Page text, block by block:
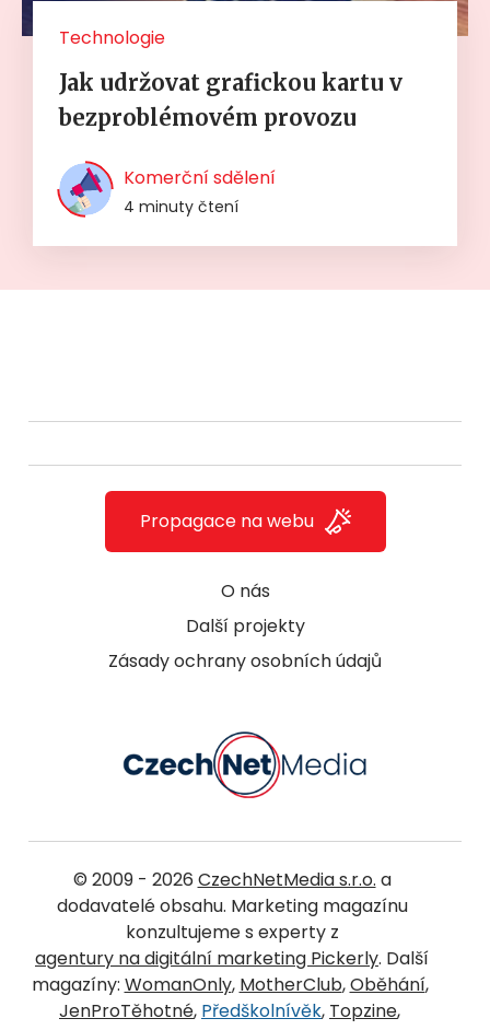
Technologie
Jak udržovat grafickou kartu v
bezproblémovém provozu
Komerční sdělení
4 minuty čtení
O nás
Další projekty
Zásady ochrany osobních údajů
Propagace na webu
© 2009 - 2026 CzechNetMedia s.r.o. a
dodavatelé obsahu. Marketing magazínu
konzultujeme s experty z
agentury na digitální marketing Pickerly. Další
magazíny: WomanOnly, MotherClub,Oběhání,
JenProTěhotné, Předškolnívěk, Topzine,